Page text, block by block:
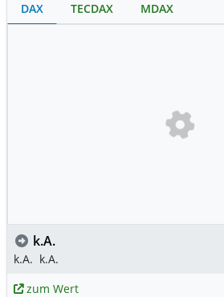
DAX TECDAX MDAX
k.A.
k.A. k.A.
zum Wert